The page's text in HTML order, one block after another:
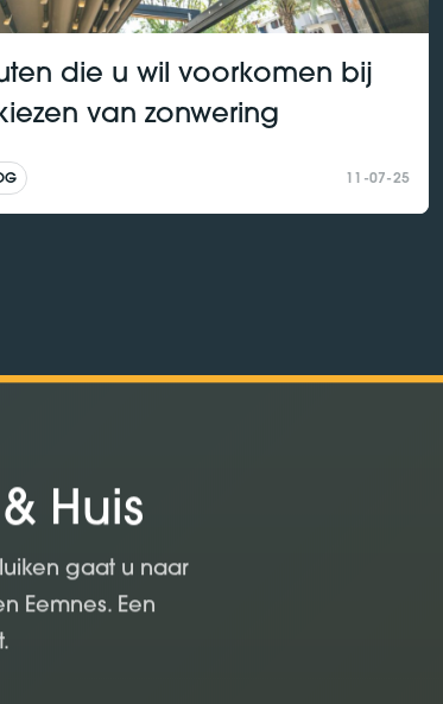
die u wil voorkomen bij
van zonwering
11-07-25
Huis
gaat u naar
Eemnes. Een